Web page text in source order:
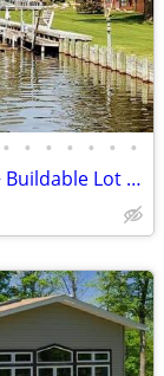
• • • • • • •
Luxury Cass Lake Home + 2 Boat Slips + Buildable Lot | Tom's Harbor